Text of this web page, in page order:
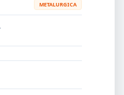
METALURGICA